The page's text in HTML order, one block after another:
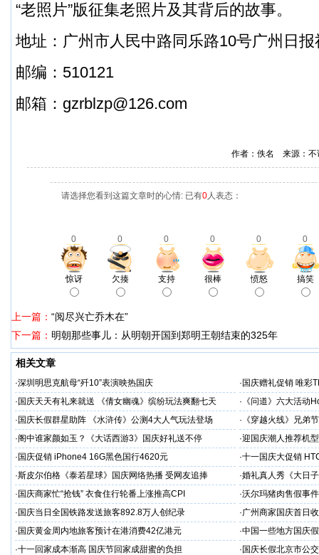
“老照片”版征集老照片及其背后的故事。
地址：广州市人民中路同乐路10号广州日报
邮编：510121
邮箱：gzrblzp@126.com
作者：佚名 来源：
请选择您看到这篇文章时的心情: 已有0人表态：
0 0 0 0 0 0
惊讶 欠揍 支持 很棒 愤怒 搞笑
上一篇： “阅尽兴亡乔木在”
下一篇： 明朝那些事儿：从明朝开国到郑明王朝结束的325年
相关文章
·深圳明思克航母“歼10”表演映热国庆 · 国庆赠礼促销 唯彩
· 国庆天天有礼来就送 《倩女幽魂》缤纷玩法爽翻七天 · 《问道》六大活动
· 国庆长假群星助阵 《水浒传》公测4大人气玩法登场 · 《穿越火线》兄弟
·阁中谁家颜如玉？《大话西游3》国庆好礼送不停 ·迎国庆潮人推荐机
· 国庆促销 iPhone4 16G黑色国行4620元 ·十一国庆大促销
·斯皮尔伯格《泰若星球》国庆网络热播 受网友追捧 ·婚礼真人秀《大日
· 国庆商家忙“抢钱” 衣食住行轮番上涨推高CPI ·沃尔玛猪肉售假事
· 国庆当日全国铁路发送旅客892.8万人创纪录 ·广州商家国庆首日
· 国庆黄金周内地旅客预计在港消费42亿港元 ·中国一些地方国庆
·十一回家成本渐高 国庆节回家成甜蜜的负担 · 国庆长假北京市公